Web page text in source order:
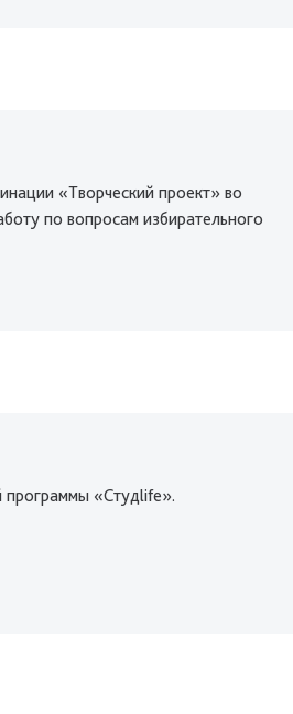
«Творческий проект» во
по вопросам избирательного
программы «Студlife».